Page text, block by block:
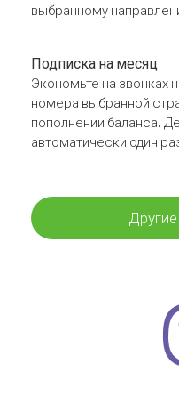
выбранному
Подписка на месяц
Экономьте на звонках
номера выбранной
пополнении баланса.
автоматически один